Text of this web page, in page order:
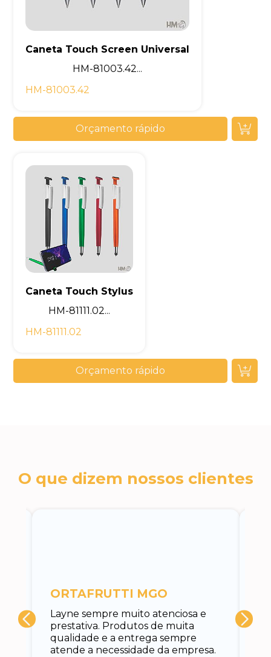
Caneta Touch Screen Universal
HM-81003.42...
HM-81003.42
Orçamento rápido
Caneta Touch Stylus
HM-81111.02...
HM-81111.02
Orçamento rápido
O que dizem nossos clientes
Layne sempre muito atenciosa e
prestativa. Produtos de muita
qualidade e a entrega sempre
atende a necessidade da empresa.
ORTAFRUTTI MGO